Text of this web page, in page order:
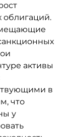
активы
в
что
у